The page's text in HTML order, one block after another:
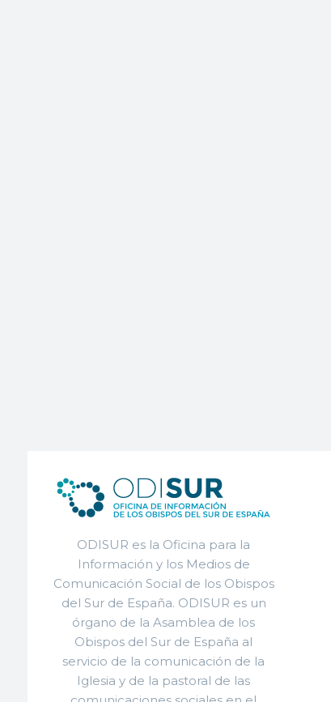
ODISUR es la Oficina para la
Información y los Medios de
Comunicación Social de los Obispos
del Sur de España. ODISUR es un
órgano de la Asamblea de los
Obispos del Sur de España al
servicio de la comunicación de la
Iglesia y de la pastoral de las